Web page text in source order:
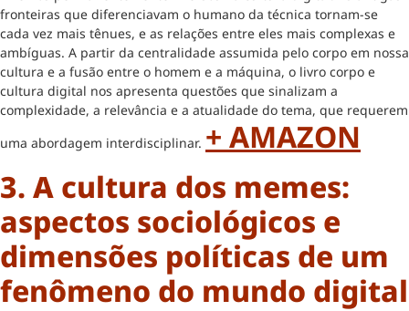
fronteiras que diferenciavam o humano da técnica tornam-se
cada vez mais tênues, e as relações entre eles mais complexas e
ambíguas. A partir da centralidade assumida pelo corpo em nossa
cultura e a fusão entre o homem e a máquina, o livro corpo e
cultura digital nos apresenta questões que sinalizam a
complexidade, a relevância e a atualidade do tema, que requerem
uma abordagem interdisciplinar. + AMAZON
3. A cultura dos memes:
aspectos sociológicos e
dimensões políticas de um
fenômeno do mundo digital